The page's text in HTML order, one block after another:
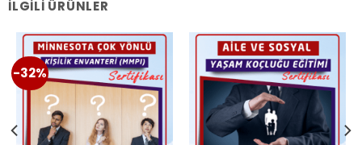
İLGILI ÜRÜNLER
-32%